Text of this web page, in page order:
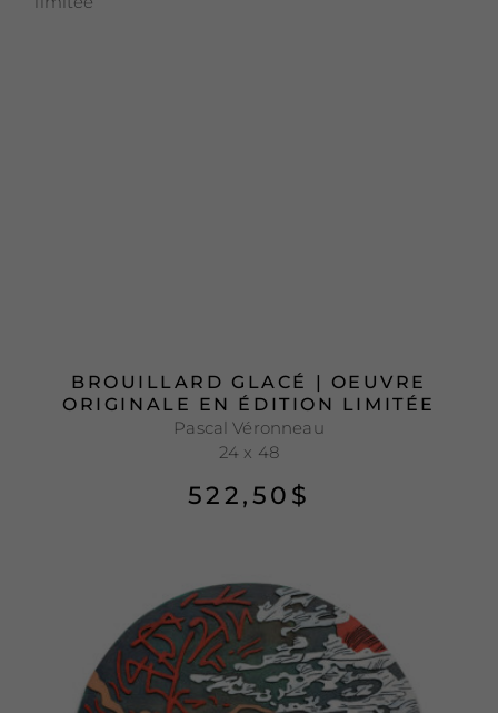
BROUILLARD GLACÉ | OEUVRE
ORIGINALE EN ÉDITION LIMITÉE
Pascal Véronneau
24 x 48
522,50 $